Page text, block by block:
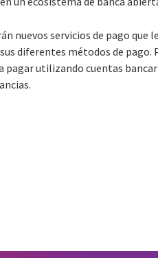
nuevos servicios de pago que
diferentes métodos de pago.
pagar utilizando cuentas